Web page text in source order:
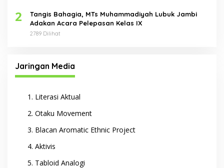
2
Tangis Bahagia, MTs Muhammadiyah Lubuk Jambi
Adakan Acara Pelepasan Kelas IX
2789 Dilihat
Jaringan Media
Literasi Aktual
Otaku Movement
Blacan Aromatic Ethnic Project
Aktivis
Tabloid Analogi